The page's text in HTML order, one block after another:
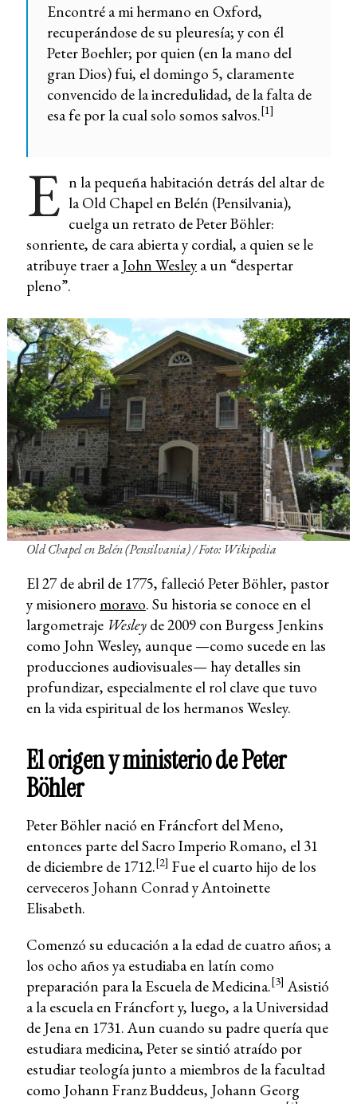
Encontré a mi hermano en Oxford,
recuperándose de su pleuresía; y con él
Peter Boehler; por quien (en la mano del
gran Dios) fui, el domingo 5, claramente
convencido de la incredulidad, de la falta de
esa fe por la cual solo somos salvos.[1]
E n la pequeña habitación detrás del altar de
la Old Chapel en Belén (Pensilvania),
cuelga un retrato de Peter Böhler:
sonriente, de cara abierta y cordial, a quien se le
atribuye traer a John Wesleya un “despertar
pleno”.
Old Chapel en Belén (Pensilvania)/ Foto: Wikipedia
El 27 de abril de 1775, falleció Peter Böhler, pastor
y misionero moravo. Su historia se conoce en el
largometraje Wesleyde 2009 con Burgess Jenkins
como John Wesley, aunque —como sucede en las
producciones audiovisuales— hay detalles sin
profundizar, especialmente el rol clave que tuvo
en la vida espiritual de los hermanos Wesley.
El origen y ministerio de Peter
Böhler
Peter Böhler nació en Fráncfort del Meno,
entonces parte del Sacro Imperio Romano, el 31
de diciembre de 1712.[2] Fue el cuarto hijo de los
cerveceros Johann Conrad y Antoinette
Elisabeth.
Comenzó su educación a la edad de cuatro años; a
los ocho años ya estudiaba en latín como
preparación para la Escuela de Medicina.[3] Asistió
a la escuela en Fráncfort y, luego, a la Universidad
de Jena en 1731. Aun cuando su padre quería que
estudiara medicina, Peter se sintió atraído por
estudiar teología junto a miembros de la facultad
como Johann Franz Buddeus, Johann Georg